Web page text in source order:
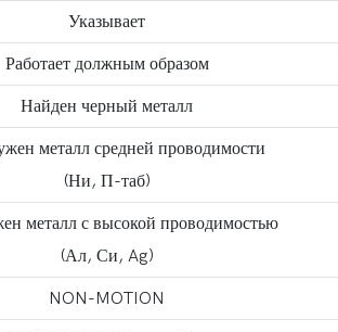
Указывает
Работает должным образом
Найден черный металл
металл средней проводимости
(Ни, П-таб)
металл с высокой проводимостью
(Ал, Си, Ag)
NON-MOTION